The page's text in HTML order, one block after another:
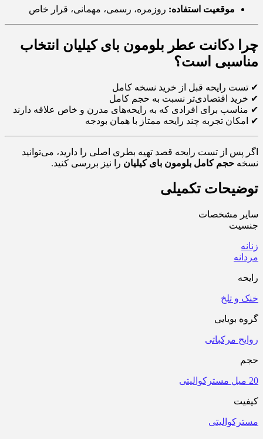
موقعیت استفاده: روزمره، رسمی، مهمانی، قرار خاص
چرا دکانت عطر بلومون بای کیلیان انتخاب
مناسبی است؟
✔ تست رایحه قبل از خرید نسخه کامل
✔ خرید اقتصادی‌تر نسبت به حجم کامل
✔ مناسب برای افرادی که به رایحه‌های مدرن و خاص علاقه دارند
✔ امکان تجربه چند رایحه ممتاز با همان بودجه
اگر پس از تست رایحه قصد تهیه بطری اصلی را دارید، می‌توانید
نسخه حجم کامل بلومون بای کیلیان را نیز بررسی کنید.
توضیحات تکمیلی
سایر مشخصات
جنسیت
زنانه
مردانه
رایحه
خنک و تلخ
گروه بویایی
روایح مرکباتی
حجم
20 میل مسترکوالیتی
کیفیت
مسترکوالیتی